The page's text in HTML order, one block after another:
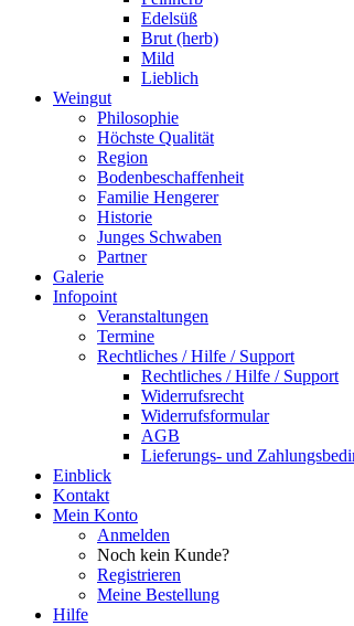
Edelsüß
Brut (herb)
Mild
Lieblich
Weingut
Philosophie
Höchste Qualität
Region
Bodenbeschaffenheit
Familie Hengerer
Historie
Junges Schwaben
Partner
Galerie
Infopoint
Veranstaltungen
Termine
Rechtliches / Hilfe / Support
Rechtliches / Hilfe / Support
Widerrufsrecht
Widerrufsformular
AGB
Lieferungs- und
Einblick
Kontakt
Mein Konto
Anmelden
Noch kein Kunde?
Registrieren
Meine Bestellung
Hilfe